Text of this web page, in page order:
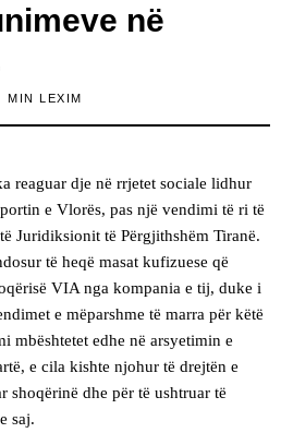
në
MIN LEXIM
reaguar dje në rrjetet sociale lidhur
e Vlorës, pas një vendimi të ri të
Juridiksionit të Përgjithshëm Tiranë.
të heqë masat kufizuese që
VIA nga kompania e tij, duke i
e mëparshme të marra për këtë
mbështetet edhe në arsyetimin e
e cila kishte njohur të drejtën e
shoqërinë dhe për të ushtruar të
saj.